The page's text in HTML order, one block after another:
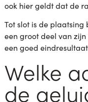
ook hier geldt dat de
Tot slot is de
een groot deel van
een goed
Welke
de